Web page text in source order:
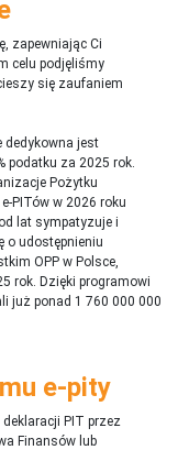
zapewniając Ci
celu podjęliśmy
się zaufaniem
dedykowna jest
podatku za 2025 rok.
Pożytku
PITów w 2026 roku
lat sympatyzuje i
o udostępnieniu
OPP w Polsce,
rok. Dzięki programowi
już ponad 1 760 000 000
e-pity
PIT przez
Finansów lub